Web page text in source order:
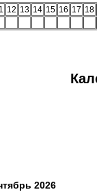
12 13 14 15 16 17 18
2026